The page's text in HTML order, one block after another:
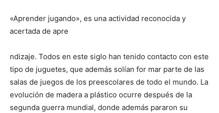
«Aprender jugando», es una actividad reconocida y
acertada de apre
ndizaje. Todos en este siglo han tenido contacto con este
tipo de juguetes, que además solían for mar parte de las
salas de juegos de los preescolares de todo el mundo. La
evolución de madera a plástico ocurre después de la
segunda guerra mundial, donde además pararon su